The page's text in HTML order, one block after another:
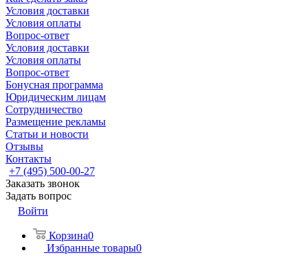
Условия доставки
Условия оплаты
Вопрос-ответ
Условия доставки
Условия оплаты
Вопрос-ответ
Бонусная программа
Юридическим лицам
Сотрудничество
Размещение рекламы
Статьи и новости
Отзывы
Контакты
+7 (495) 500-00-27
Заказать звонок
Задать вопрос
Войти
Корзина0
Избранные товары0